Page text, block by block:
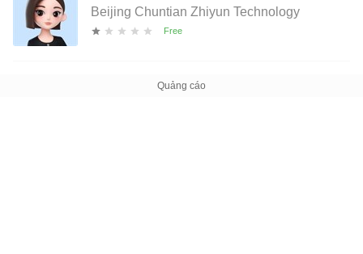
Beijing Chuntian Zhiyun Technology